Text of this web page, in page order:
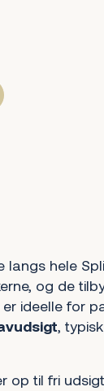
hele
og de
ideelle for
,
op til fri